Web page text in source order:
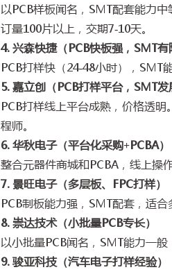
以PCB样板闻名， SMT配套能力中
订量100片以上，交期7-10天。
4.兴森快捷（PCB快板强， SMT有
PCB打样快（24-48小时）， SMT
5.嘉立创（PCB打样平台， SMT发
PCB打样线上平台成熟，价格透明
程师。
6.华秋电子（平台化采购+PCBA）
整合元器件商城和PCBA ，线上操
7.景旺电子（多层板、 FPC打样）
PCB制板能力强， SMT配套，适合
8.崇达技术（小批量PCB专长）
以小批量PCB闻名， SMT能力一般
9.骏亚科技（汽车电子打样经验）